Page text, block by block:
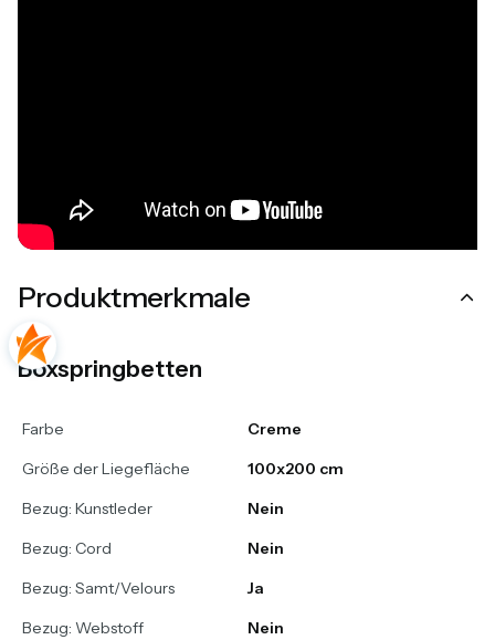
Produktmerkmale
Boxspringbetten
Farbe
Creme
Größe der Liegefläche
100x200 cm
Bezug: Kunstleder
Nein
Bezug: Cord
Nein
Bezug: Samt/Velours
Ja
Bezug: Webstoff
Nein